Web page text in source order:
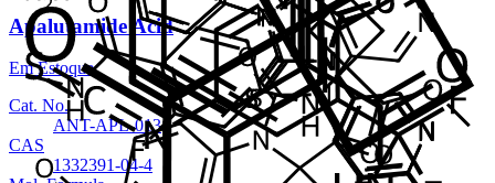
Apalutamide Acid
Em Estoque
Cat. No.
ANT-APL-013
CAS
1332391-04-4